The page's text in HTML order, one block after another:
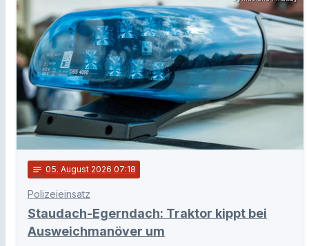
notes 05. August 2026 07:18
Polizeieinsatz
Staudach-Egerndach: Traktor kippt bei
Ausweichmanöver um